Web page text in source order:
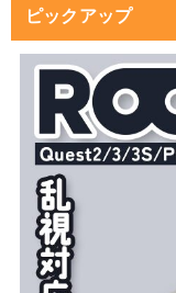
ピックアップ